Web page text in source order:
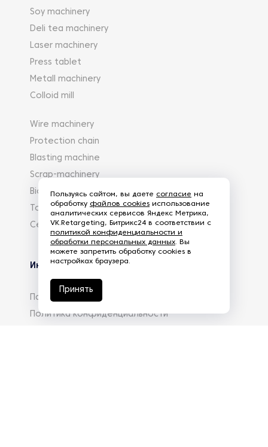
Soy machinery
Deli tea machinery
Laser machinery
Press tablet
Metall machinery
Colloid mill
Wire machinery
Protection chain
Blasting machine
Scrap-machinery
Biowelle
Torreficator
Centrifuger
Информация
Партнеры
Политика конфиденциальности
Пользуясь сайтом, вы даете согласие на
обработку файлов cookies использование
аналитических сервисов Яндекс Метрика,
VK.Retargeting, Битрикс24 в соответствии с
политикой конфиденциальности и
обработки персональных данных. Вы
можете запретить обработку cookies в
настройках браузера.
Принять